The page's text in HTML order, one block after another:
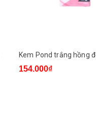
Kem Pond trắng hồng
154.000₫